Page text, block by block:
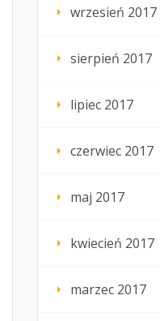
wrzesień 2017
sierpień 2017
lipiec 2017
czerwiec 2017
maj 2017
kwiecień 2017
marzec 2017